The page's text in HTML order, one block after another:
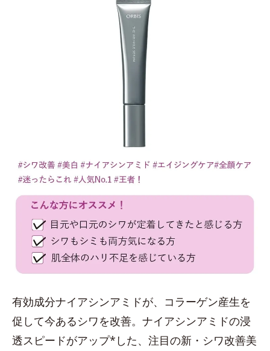
有効成分ナイアシンアミドが、コラーゲン産生を
促して今あるシワを改善。ナイアシンアミドの浸
透スピードがアップ*した、注目の新・シワ改善美